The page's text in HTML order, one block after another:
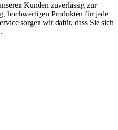
Kunden zuverlässig zur
hochwertigen Produkten für jede
sorgen wir dafür, dass Sie sich